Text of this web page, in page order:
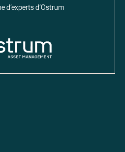
d’experts d’Ostrum